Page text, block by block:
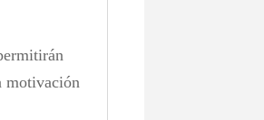
motivación